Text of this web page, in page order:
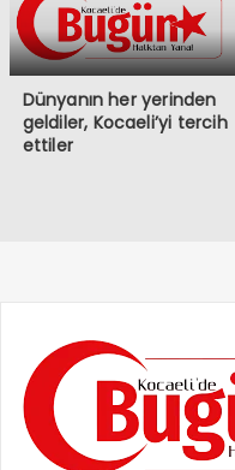
Dünyanın her yerinden
geldiler, Kocaeli’yi tercih
ettiler